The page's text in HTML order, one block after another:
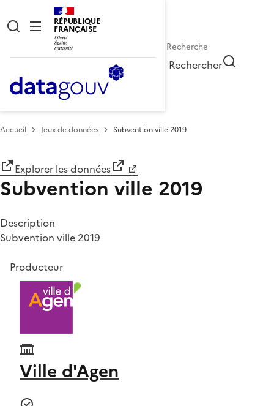
RÉPUBLIQUE
FRANÇAISE
Rechercher
Accueil Jeux de données Subvention ville 2019
Explorer les données
Subvention ville 2019
Description
Subvention ville 2019
Producteur
Ville d'Agen